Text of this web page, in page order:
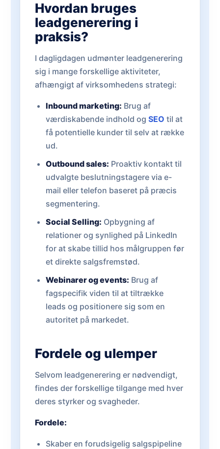
Hvordan bruges
leadgenerering i
praksis?
I dagligdagen udmønter leadgenerering
sig i mange forskellige aktiviteter,
afhængigt af virksomhedens strategi:
Inbound marketing: Brug af
værdiskabende indhold og SEO til at
få potentielle kunder til selv at række
ud.
Outbound sales: Proaktiv kontakt til
udvalgte beslutningstagere via e-
mail eller telefon baseret på præcis
segmentering.
Social Selling: Opbygning af
relationer og synlighed på LinkedIn
for at skabe tillid hos målgruppen før
et direkte salgsfremstød.
Webinarer og events: Brug af
fagspecifik viden til at tiltrække
leads og positionere sig som en
autoritet på markedet.
Fordele og ulemper
Selvom leadgenerering er nødvendigt,
findes der forskellige tilgange med hver
deres styrker og svagheder.
Fordele:
Skaber en forudsigelig salgspipeline